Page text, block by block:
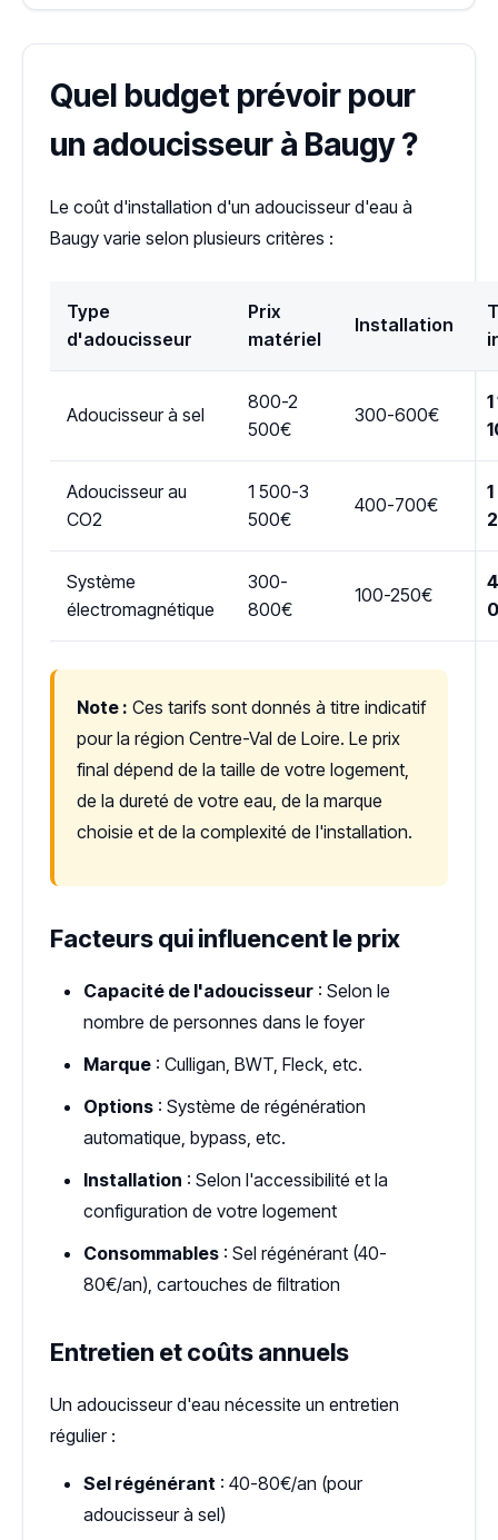
Quel budget prévoir pour
un adoucisseur à Baugy ?
Le coût d'installation d'un adoucisseur d'eau à
Baugy varie selon plusieurs critères :
Type
d'adoucisseur
Prix
matériel
Installation
Adoucisseur à sel
800-2
500€
300-600€
Adoucisseur au
CO2
1 500-3
500€
400-700€
Système
électromagnétique
300-
800€
100-250€
Note : Ces tarifs sont donnés à titre indicatif
pour la région Centre-Val de Loire. Le prix
final dépend de la taille de votre logement,
de la dureté de votre eau, de la marque
choisie et de la complexité de l'installation.
Facteurs qui influencent le prix
Capacité de l'adoucisseur : Selon le
nombre de personnes dans le foyer
Marque : Culligan, BWT, Fleck, etc.
Options : Système de régénération
automatique, bypass, etc.
Installation : Selon l'accessibilité et la
configuration de votre logement
Consommables : Sel régénérant (40-
80€/an), cartouches de filtration
Entretien et coûts annuels
Un adoucisseur d'eau nécessite un entretien
régulier :
Sel régénérant : 40-80€/an (pour
adoucisseur à sel)